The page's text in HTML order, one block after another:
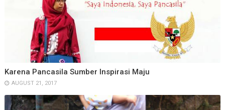
Karena Pancasila Sumber Inspirasi Maju
AUGUST 21, 2017